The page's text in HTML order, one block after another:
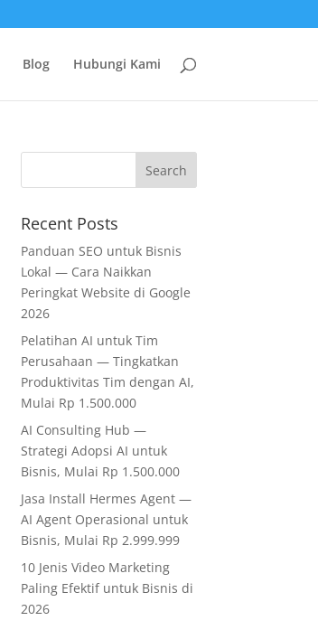
Blog Hubungi Kami
Recent Posts
Panduan SEO untuk Bisnis
Lokal — Cara Naikkan
Peringkat Website di Google
2026
Pelatihan AI untuk Tim
Perusahaan — Tingkatkan
Produktivitas Tim dengan AI,
Mulai Rp 1.500.000
AI Consulting Hub —
Strategi Adopsi AI untuk
Bisnis, Mulai Rp 1.500.000
Jasa Install Hermes Agent —
AI Agent Operasional untuk
Bisnis, Mulai Rp 2.999.999
10 Jenis Video Marketing
Paling Efektif untuk Bisnis di
2026